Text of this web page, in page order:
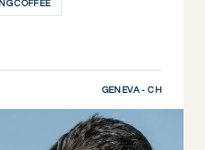
COFFEE
GENEVA - CH